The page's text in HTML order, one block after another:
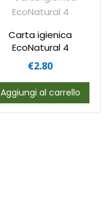
Carta igienica
EcoNatural 4
€2.80
Aggiungi al carrello